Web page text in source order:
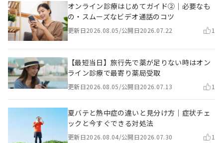
オンライン診療はじめてガイド②｜必要なも
の・スムーズなビデオ通話のコツ
更新日2026.08.05/公開日2026.07.22 1
【最短当日】旅行先で薬が足りない時はオン
ライン診療で最寄り薬局受取
更新日2026.08.05/公開日2026.07.13 1
夏バテと熱中症の違いと見分け方｜症状チェ
ックと今すぐできる対処法
更新日2026.08.04/公開日2026.07.30 1